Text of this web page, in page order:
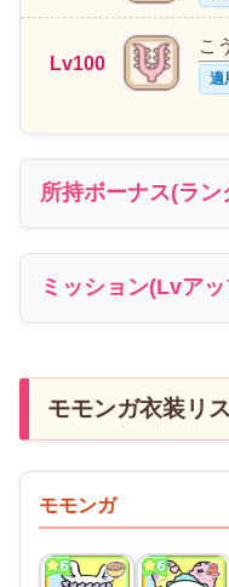
Lv100
こ
適
所持ボーナス(ラン
ミッション(Lvア
モモンガ衣装リ
モモンガ